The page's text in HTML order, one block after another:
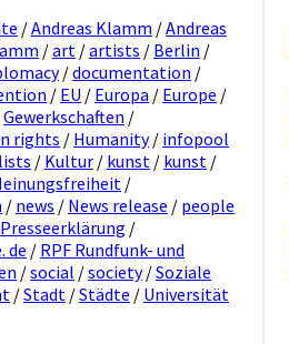
/Andreas Klamm /Andreas
/art /artists / Berlin /
/documentation /
/ EU / Europa / Europe /
Gewerkschaften /
rights / Humanity/ infopool
/ Kultur / kunst / kunst /
/
/ news / News release / people
Presseerklärung /
de / RPF Rundfunk- und
/social /society/Soziale
/Stadt /Städte / Universität